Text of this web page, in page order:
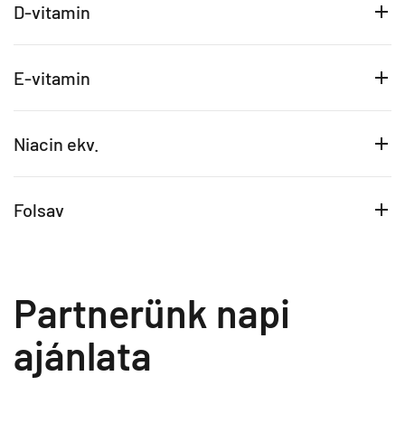
D-vitamin
E-vitamin
Niacin ekv.
Folsav
Partnerünk napi
ajánlata